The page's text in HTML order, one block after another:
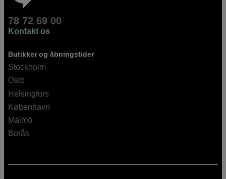
78 72 69 00
Kontakt os
Butikker og åbningstider
Stockholm
Oslo
Helsingfors
København
Malmö
Borås